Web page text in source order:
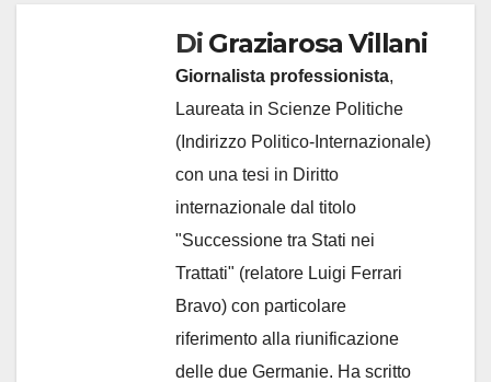
Di Graziarosa Villani
Giornalista professionista,
Laureata in Scienze Politiche
(Indirizzo Politico-Internazionale)
con una tesi in Diritto
internazionale dal titolo
"Successione tra Stati nei
Trattati" (relatore Luigi Ferrari
Bravo) con particolare
riferimento alla riunificazione
delle due Germanie. Ha scritto